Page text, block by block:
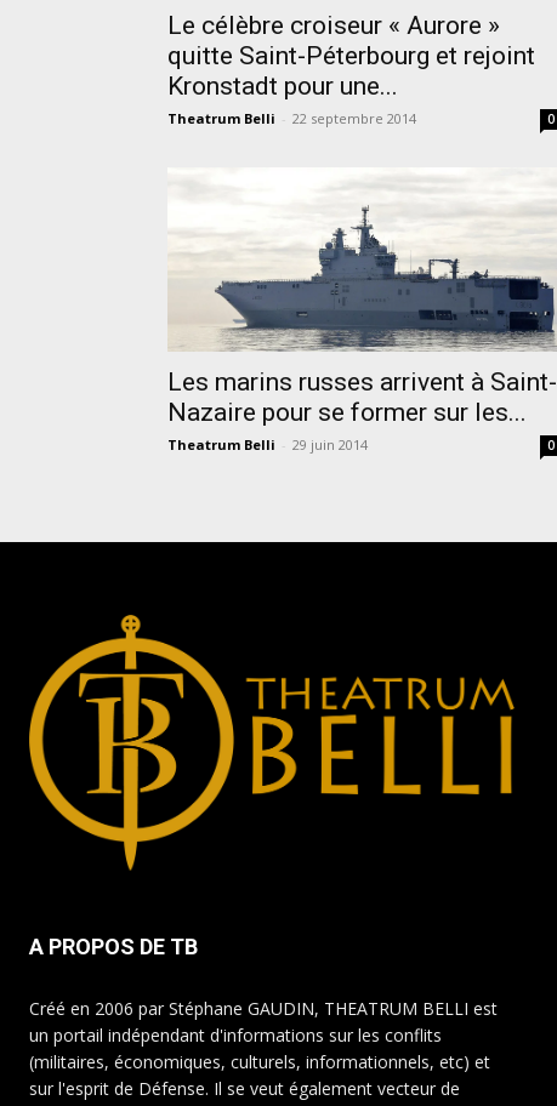
Le célèbre croiseur « Aurore »
quitte Saint-Péterbourg et rejoint
Kronstadt pour une...
Theatrum Belli - 22 septembre 2014 0
Les marins russes arrivent à Saint-
Nazaire pour se former sur les...
Theatrum Belli - 29 juin 2014 0
A PROPOS DE TB
Créé en 2006 par Stéphane GAUDIN, THEATRUM BELLI est
un portail indépendant d'informations sur les conflits
(militaires, économiques, culturels, informationnels, etc) et
sur l'esprit de Défense. Il se veut également vecteur de